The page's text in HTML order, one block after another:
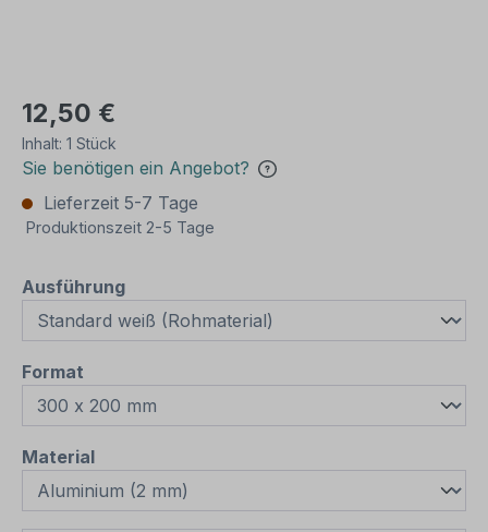
12,50 €
Inhalt: 1 Stück
Sie benötigen ein Angebot?
Lieferzeit 5-7 Tage
Produktionszeit 2-5 Tage
Ausführungauswählen
Format
Materialauswählen